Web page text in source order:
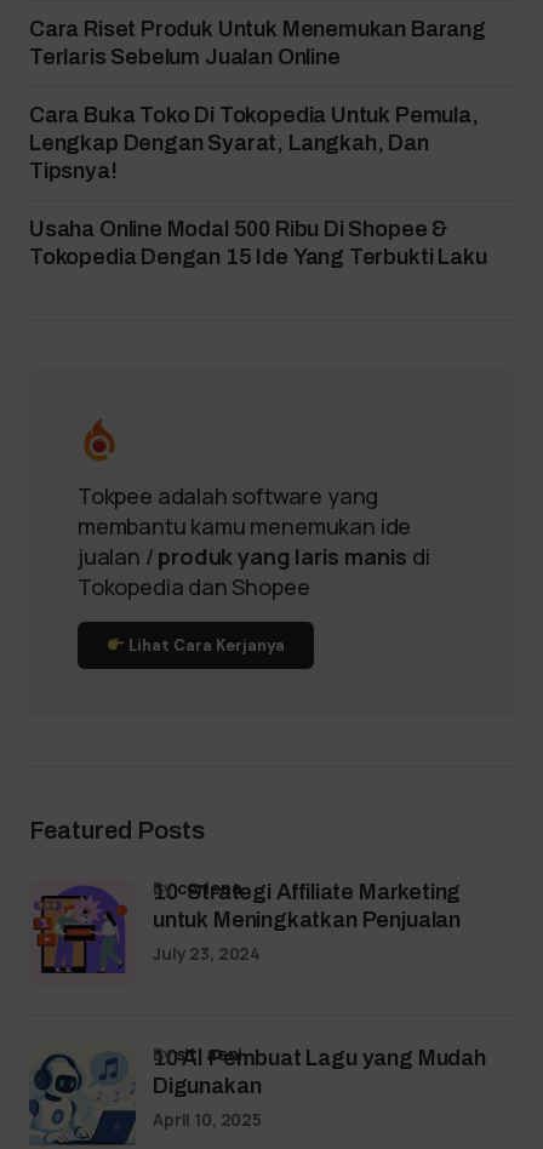
Cara Riset Produk Untuk Menemukan Barang
Terlaris Sebelum Jualan Online
Cara Buka Toko Di Tokopedia Untuk Pemula,
Lengkap Dengan Syarat, Langkah, Dan
Tipsnya!
Usaha Online Modal 500 Ribu Di Shopee &
Tokopedia Dengan 15 Ide Yang Terbukti Laku
Tokpee adalah software yang
membantu kamu menemukan ide
jualan / produk yang laris manis di
Tokopedia dan Shopee
Lihat Cara Kerjanya
Featured Posts
10 Strategi Affiliate Marketing
untuk Meningkatkan Penjualan
bycoriena
July 23, 2024
10 AI Pembuat Lagu yang Mudah
Digunakan
bysiti aeni
April 10, 2025